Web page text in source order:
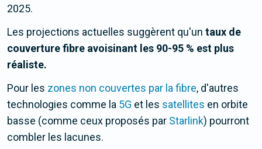
2025.
Les projections actuelles suggèrent qu'un taux de
couverture fibre avoisinant les 90-95 % est plus
réaliste.
Pour les zones non couvertes par la fibre, d'autres
technologies comme la 5G et les satellites en orbite
basse (comme ceux proposés par Starlink) pourront
combler les lacunes.